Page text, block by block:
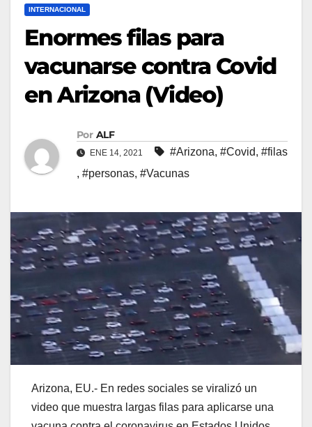
INTERNACIONAL
Enormes filas para
vacunarse contra Covid
en Arizona (Video)
Por ALF
ENE 14, 2021 #Arizona, #Covid, #filas
, #personas, #Vacunas
Arizona, EU.- En redes sociales se viralizó un
video que muestra largas filas para aplicarse una